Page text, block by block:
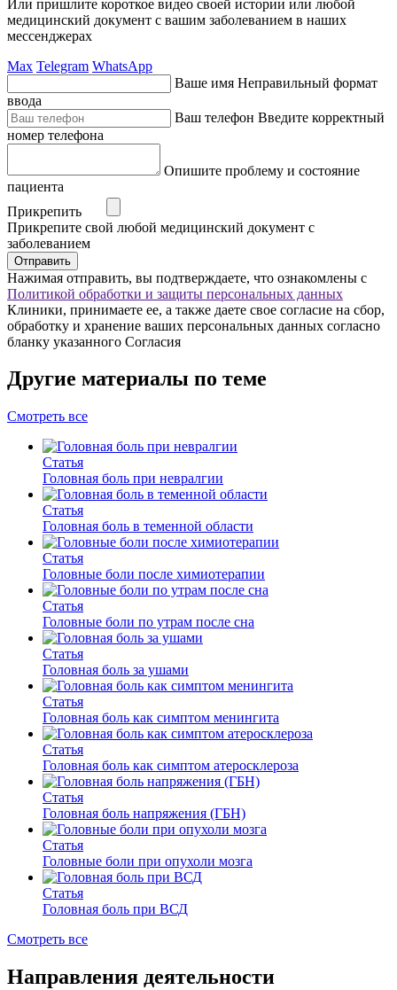
Или пришлите короткое видео своей истории или любой
медицинский документ с вашим заболеванием в наших
мессенджерах
Max Telegram WhatsApp
Ваше имя Неправильный формат
ввода
Ваш телефон Введите корректный
номер телефона
Опишите проблему и состояние
пациента
Прикрепить
Прикрепите свой любой медицинский документ с
заболеванием
Отправить
Нажимая отправить, вы подтверждаете, что ознакомлены с
Политикой обработки и защиты персональных данных
Клиники, принимаете ее, а также даете свое согласие на сбор,
обработку и хранение ваших персональных данных согласно
бланку указанного Согласия
Другие материалы по теме
Смотреть все
Статья
Головная боль при невралгии
Статья
Головная боль в теменной области
Статья
Головные боли после химиотерапии
Статья
Головные боли по утрам после сна
Статья
Головная боль за ушами
Статья
Головная боль как симптом менингита
Статья
Головная боль как симптом атеросклероза
Статья
Головная боль напряжения (ГБН)
Статья
Головные боли при опухоли мозга
Статья
Головная боль при ВСД
Смотреть все
Направления деятельности